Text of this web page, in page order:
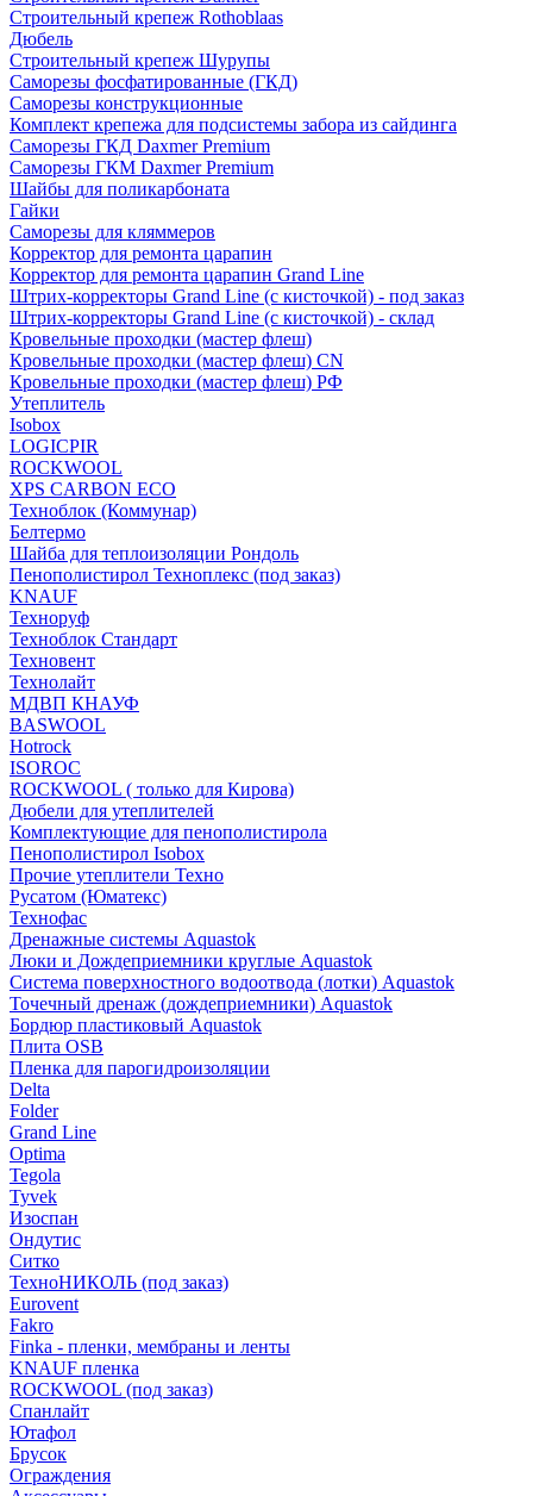
Строительный крепеж Rothoblaas
Дюбель
Строительный крепеж Шурупы
Саморeзы фосфатированные (ГКД)
Саморезы конструкционные
Комплект крепежа для подсистемы забора из сайдинга
Саморезы ГКД Daxmer Premium
Саморезы ГКМ Daxmer Premium
Шайбы для поликарбоната
Гайки
Саморезы для кляммеров
Корректор для ремонта царапин
Корректор для ремонта царапин Grand Line
Штрих-корректоры Grand Line (с кисточкой) - под заказ
Штрих-корректоры Grand Line (с кисточкой) - склад
Кровельные проходки (мастер флеш)
Кровельные проходки (мастер флеш) CN
Кровельные проходки (мастер флеш) РФ
Утеплитель
Isobox
LOGICPIR
ROCKWOOL
XPS CARBON ECO
Техноблок (Коммунар)
Белтермо
Шайба для теплоизоляции Рондоль
Пенополистирол Техноплекс (под заказ)
KNАUF
Технoруф
Техноблок Стандарт
Техновент
Технолайт
МДВП КНАУФ
BASWOOL
Hotrock
ISOROC
ROCKWOOL ( только для Кирова)
Дюбели для утеплителей
Комплектующие для пенополистирола
Пенополистирол Isobox
Прочие утеплители Техно
Русатом (Юматекс)
Технофас
Дренажные системы Aquastok
Люки и Дождеприемники круглые Aquastok
Система поверхностного водоотвода (лотки) Aquastok
Точечный дренаж (дождеприемники) Aquastok
Бордюр пластиковый Aquastok
Плита OSB
Пленка для парогидроизоляции
Delta
Folder
Grand Line
Optima
Tegola
Tyvek
Изоспан
Ондутис
Ситко
ТехноНИКОЛЬ (под заказ)
Eurovent
Fakro
Finka - пленки, мембраны и ленты
KNAUF пленка
ROCKWOOL (под заказ)
Спанлайт
Ютафол
Брусок
Ограждения